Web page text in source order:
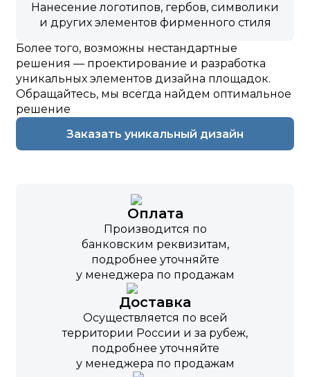
Нанесение логотипов, гербов, символики
и других элементов фирменного стиля
Более того, возможны нестандартные
решения — проектирование и разработка
уникальных элементов дизайна площадок.
Обращайтесь, мы всегда найдем оптимальное
решение
Заказать уникальный дизайн
Оплата
Производится по
банковским реквизитам,
подробнее уточняйте
у менеджера по продажам
Доставка
Осуществляется по всей
территории России и за рубеж,
подробнее уточняйте
у менеджера по продажам